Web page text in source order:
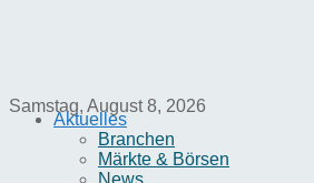
Samstag, August 8, 2026
Aktuelles
Branchen
Märkte & Börsen
News